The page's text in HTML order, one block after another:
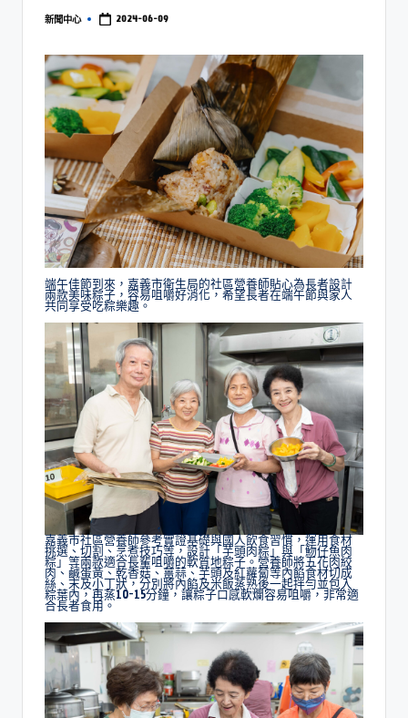
新聞中心 2024-06-09
端午佳節到來，嘉義市衛生局的社區營養師貼心為長者設計
兩款美味粽子，容易咀嚼好消化，希望長者在端午節與家人
共同享受吃粽樂趣。
嘉義市社區營養師參考實證基礎與國人飲食習慣，運用食材
挑選、切割、烹煮技巧等，設計「芋頭肉粽」與「魩仔魚肉
粽」等兩款適合長輩咀嚼的軟質地粽子。營養師將五花肉絞
肉、鹹蛋黃、乾香菇、薑蒜、芋頭及紅蘿蔔等內餡食材切成
絲、末及小丁狀，分別將內餡及米飯蒸熟後一起拌勻並包入
粽葉內，再蒸10-15分鐘，讓粽子口感軟爛容易咀嚼，非常適
合長者食用。